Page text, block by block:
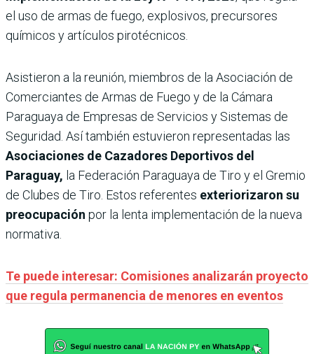
el uso de armas de fuego, explosivos, precursores
químicos y artículos pirotécnicos.
Asistieron a la reunión, miembros de la Asociación de
Comerciantes de Armas de Fuego y de la Cámara
Paraguaya de Empresas de Servicios y Sistemas de
Seguridad. Así también estuvieron representadas las
Asociaciones de Cazadores Deportivos del
Paraguay, la Federación Paraguaya de Tiro y el Gremio
de Clubes de Tiro. Estos referentes exteriorizaron su
preocupación por la lenta implementación de la nueva
normativa.
Te puede interesar: Comisiones analizarán proyecto
que regula permanencia de menores en eventos